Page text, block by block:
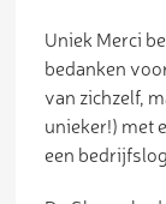
Uniek Merci
bedanken
van zichzelf,
unieker!) met
een